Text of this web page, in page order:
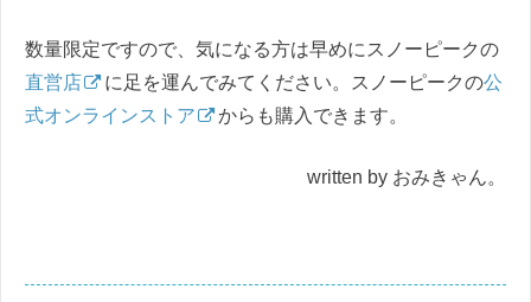
数量限定ですので、気になる方は早めにスノーピークの
直営店
に足を運んでみてください。スノーピークの公
式オンラインストア
からも購入できます。
written by おみきゃん。